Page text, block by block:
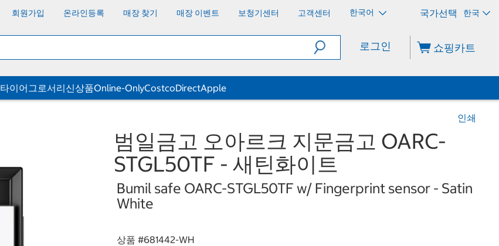
회원가입 온라인등록 매장 찾기 매장 이벤트 보청기센터 고객센터 한국어 한국
로그인 쇼핑카트
타이어그로서리신상품Online-OnlyCostcoDirectApple
인쇄
범일금고 오아르크 지문금고 OARC-
STGL50TF - 새틴화이트
Bumil safe OARC-STGL50TF w/ Fingerprint sensor - Satin
White
상품 #681442-WH